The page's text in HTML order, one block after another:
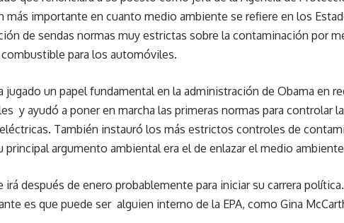
más importante en cuanto medio ambiente se refiere en los
de sendas normas muy estrictas sobre la contaminación por
para los automóviles.
jugado un papel fundamental en la administración de Obama en
y ayudó a poner en marcha las primeras normas para controlar
También instauró los más estrictos controles de
principal argumento ambiental era el de enlazar el medio
irá después de enero probablemente para iniciar su carrera
es que puede ser alguien interno de la EPA, como Gina